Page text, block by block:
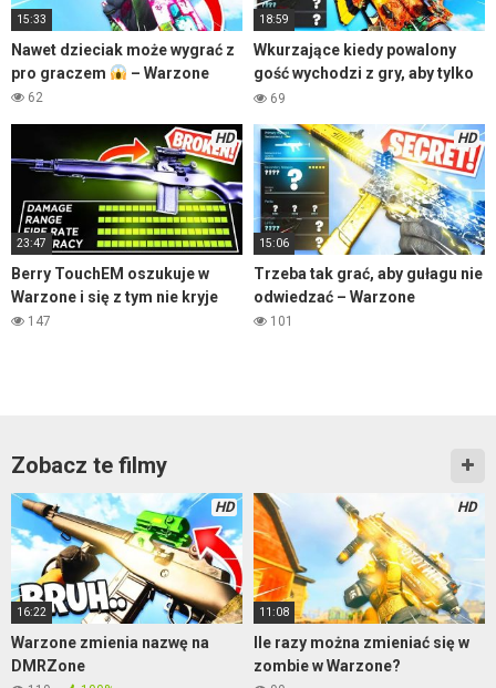
15:33
Nawet dzieciak może wygrać z
pro graczem
– Warzone
62
18:59
Wkurzające kiedy powalony
gość wychodzi z gry, aby tylko
fraga nie dać
69
HD
23:47
Berry TouchEM oszukuje w
Warzone i się z tym nie kryje
147
HD
15:06
Trzeba tak grać, aby gułagu nie
odwiedzać – Warzone
101
Zobacz te filmy
HD
16:22
Warzone zmienia nazwę na
DMRZone
HD
11:08
Ile razy można zmieniać się w
zombie w Warzone?